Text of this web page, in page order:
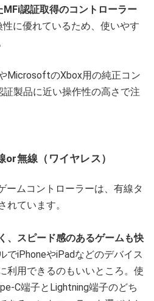
認証取得のコントローラー
に優れているため、使いやす
MicrosoftのXbox用の純正コン
証製品に近い操作性の高さで注
無線（ワイヤレス）
ームコントローラーは、有線タ
れています。
、スピード感のあるゲームも快
でiPhoneやiPadなどのデバイス
利用できるのもいいところ。使
C端子とLightning端子のどち